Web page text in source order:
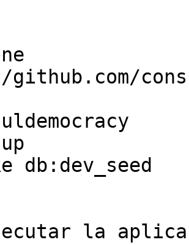
db:dev_seed
la